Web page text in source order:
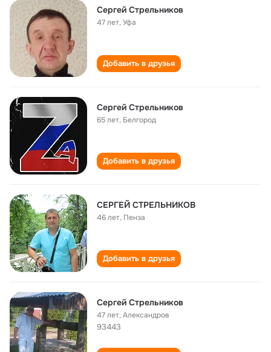
Сергей Стрельников
47 лет,Уфа
Добавить в друзья
Сергей Стрельников
65 лет, Белгород
Добавить в друзья
СЕРГЕЙ СТРЕЛЬНИКОВ
46 лет, Пенза
Добавить в друзья
Сергей Стрельников
47 лет,Александров
93443